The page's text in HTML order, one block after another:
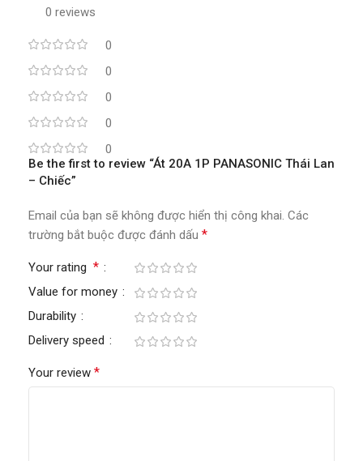
0 reviews
0
0
0
0
0
Be the first to review “Át 20A 1P PANASONIC Thái Lan
– Chiếc”
Email của bạn sẽ không được hiển thị công khai. Các
trường bắt buộc được đánh dấu *
Your rating *
Value for money
Durability
Delivery speed
Your review *